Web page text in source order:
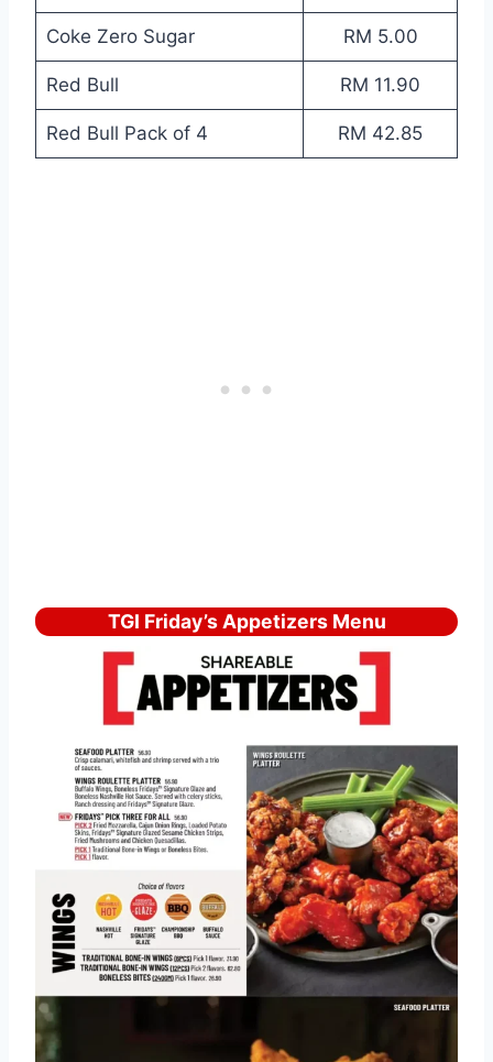
Coke Zero Sugar RM 5.00
Red Bull RM 11.90
Red Bull Pack of 4 RM 42.85
TGI Friday’s Appetizers Menu